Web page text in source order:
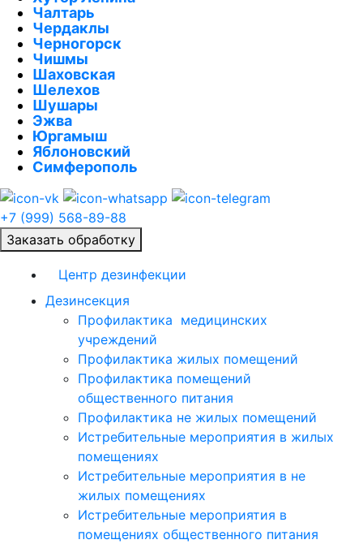
Чалтарь
Чердаклы
Черногорск
Чишмы
Шаховская
Шелехов
Шушары
Эжва
Юргамыш
Яблоновский
Симферополь
+7 (999) 568-89-88
Заказать обработку
Центр дезинфекции
Дезинсекция
Профилактика медицинских
учреждений
Профилактика жилых помещений
Профилактика помещений
общественного питания
Профилактика не жилых помещений
Истребительные мероприятия в жилых
помещениях
Истребительные мероприятия в не
жилых помещениях
Истребительные мероприятия в
помещениях общественного питания